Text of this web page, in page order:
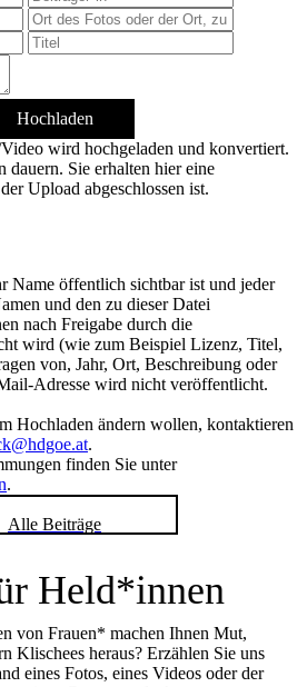
Hochladen
wird hochgeladen und konvertiert.
dauern. Sie erhalten hier eine
Upload abgeschlossen ist.
Name öffentlich sichtbar ist und jeder
und den zu dieser Datei
nach Freigabe durch die
wird (wie zum Beispiel Lizenz, Titel,
von, Jahr, Ort, Beschreibung oder
Adresse wird nicht veröffentlicht.
Hochladen ändern wollen, kontaktieren
.
finden Sie unter
.
Alle Beiträge
Held*innen
von Frauen* machen Ihnen Mut,
Klischees heraus? Erzählen Sie uns
eines Fotos, eines Videos oder der